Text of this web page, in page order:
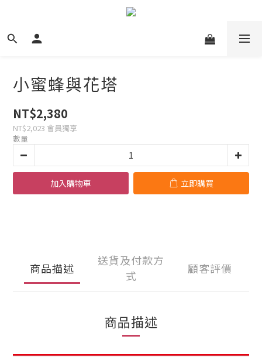
小蜜蜂與花塔
NT$2,380
NT$2,023 會員獨享
數量
加入購物車 立即購買
商品描述
送貨及付款方
式
顧客評價
商品描述